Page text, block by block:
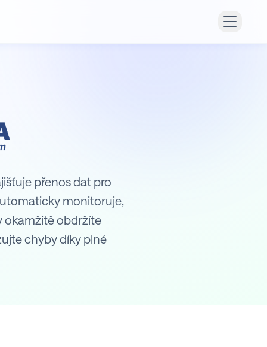
přenos dat pro
monitoruje,
okamžitě obdržíte
chyby díky plné